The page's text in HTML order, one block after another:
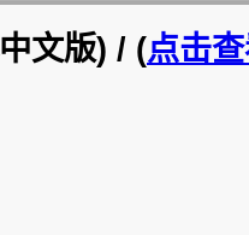
文版) / (点击